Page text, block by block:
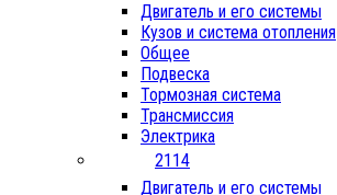
Двигатель и его системы
Кузов и система отопления
Общее
Подвеска
Тормозная система
Трансмиссия
Электрика
2114
Двигатель и его системы